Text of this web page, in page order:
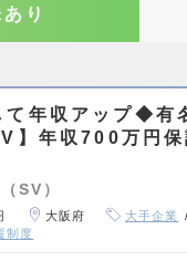
り
て年収アップ◆有
】年収700万円
SV）
大阪府 大手企業
制度